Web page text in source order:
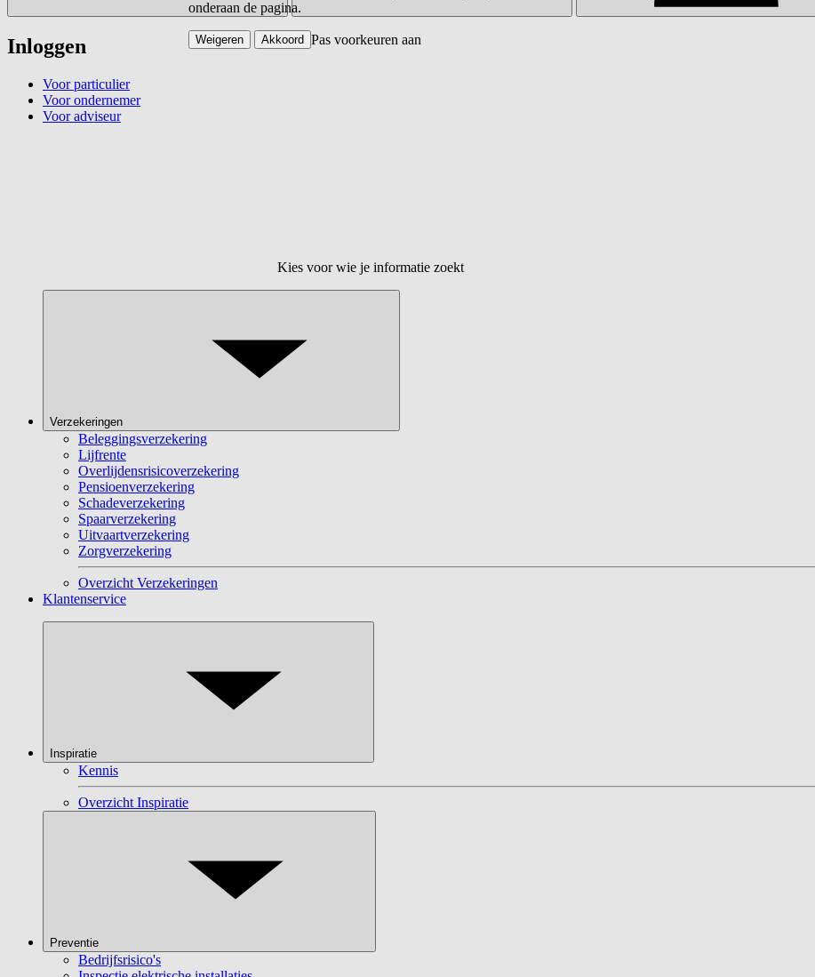
Inloggen
Voor particulier
Voor ondernemer
Voor adviseur
Kies voor wie je informatie zoekt
Verzekeringen
Beleggingsverzekering
Lijfrente
Overlijdensrisicoverzekering
Pensioenverzekering
Schadeverzekering
Spaarverzekering
Uitvaartverzekering
Zorgverzekering
Overzicht Verzekeringen
Klantenservice
Inspiratie
Kennis
Overzicht Inspiratie
Preventie
Bedrijfsrisico's
onderaan de pagina.
Pas voorkeuren aan
Weigeren Akkoord